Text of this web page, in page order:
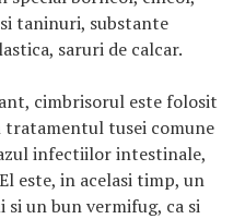
taninuri, substante
saruri de calcar.
cimbrisorul este folosit
tusei comune
infectiilor intestinale,
este, in acelasi timp, un
un bun vermifug, ca si